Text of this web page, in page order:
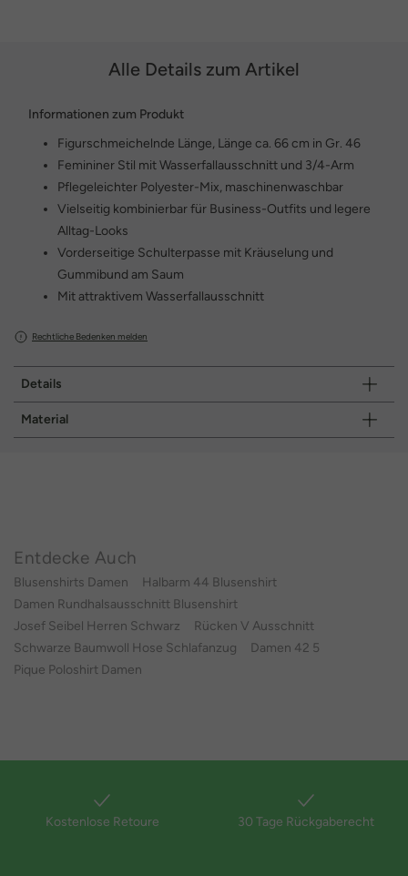
Alle Details zum Artikel
Informationen zum Produkt
Figurschmeichelnde Länge, Länge ca. 66 cm in Gr. 46
Femininer Stil mit Wasserfallausschnitt und 3/4-Arm
Pflegeleichter Polyester-Mix, maschinenwaschbar
Vielseitig kombinierbar für Business-Outfits und legere
Alltag-Looks
Vorderseitige Schulterpasse mit Kräuselung und
Gummibund am Saum
Mit attraktivem Wasserfallausschnitt
Rechtliche Bedenken melden
Details
Material
Entdecke Auch
Blusenshirts Damen
Halbarm 44 Blusenshirt
Damen Rundhalsausschnitt Blusenshirt
Josef Seibel Herren Schwarz
Rücken V Ausschnitt
Schwarze Baumwoll Hose Schlafanzug
Damen 42 5
Pique Poloshirt Damen
Kostenlose Retoure 30 Tage Rückgaberecht